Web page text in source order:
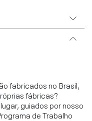
fabricados no Brasil,
fábricas?
guiados por nosso
de Trabalho